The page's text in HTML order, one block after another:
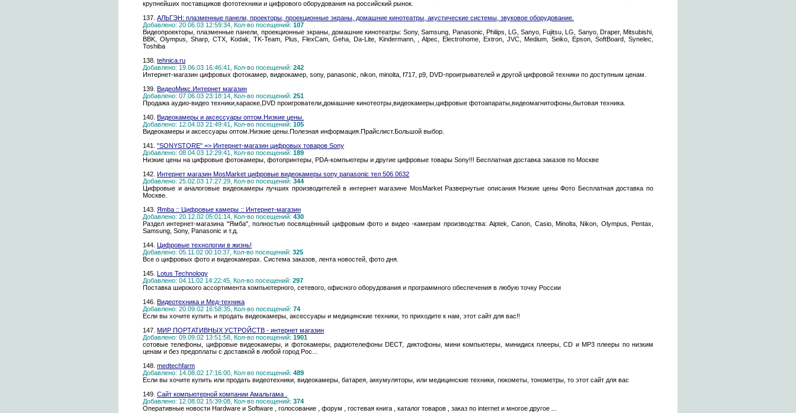
крупнейших поставщиков фототехники и цифрового оборудования на российский рынок.
137. АЛЬГЭН: плазменные панели, проекторы, проекционные экраны, домашние кинотеатры, акустические системы, звуковое оборудование.
Добавлено: 20.06.03 12:59:34, Кол-во посещений: 107
Видеопроекторы, плазменные панели, проекционные экраны, домашние кинотеатры: Sony, Samsung, Panasonic, Philips, LG, Sanyo, Fujitsu, LG, Sanyo, Draper, Mitsubishi,
BBK, Olympus, Sharp, CTX, Kodak, TK-Team, Plus, FlexCam, Geha, Da-Lite, Kindermann, , Alpec, Electrohome, Extron, JVC, Medium, Seiko, Epson, SoftBoard, Synelec,
Toshiba
138. tehnica.ru
Добавлено: 19.06.03 16:46:41, Кол-во посещений: 242
Интернет-магазин цифровых фотокамер, видеокамер, sony, panasonic, nikon, minolta, f717, p9, DVD-проигрывателей и другой цифровой техники по доступным ценам.
139. ВидеоМикс.Интернет магазин
Добавлено: 07.06.03 23:18:14, Кол-во посещений: 251
Продажа аудио-видео техники,караоке,DVD проигрователи,домашние кинотеотры,видеокамеры,цифровые фотоапараты,видеомагнитофоны,бытовая техника.
140. Видеокамеры и аксессуары оптом.Низкие цены.
Добавлено: 12.04.03 21:49:41, Кол-во посещений: 105
Видеокамеры и аксессуары оптом.Низкие цены.Полезная информация.Прайслист.Большой выбор.
141. "SONYSTORE" => Интернет-магазин цифровых товаров Sony
Добавлено: 08.04.03 12:29:41, Кол-во посещений: 189
Низкие цены на цифровые фотокамеры, фотопринтеры, PDA-компьютеры и другие цифровые товары Sony!!! Бесплатная доставка заказов по Москве
142. Интернет магазин MosMarket цифровые видеокамеры sony panasonic тел 506 0632
Добавлено: 25.02.03 17:27:29, Кол-во посещений: 344
Цифровые и аналоговые видеокамеры лучших производителей в интернет магазине MosMarket Развернутые описания Низкие цены Фото Бесплатная доставка по
Москве.
143. Яmba :: Цифровые камеры :: Интернет-магазин
Добавлено: 20.12.02 05:01:14, Кол-во посещений: 430
Раздел интернет-магазина "Ямба", полностью посвящённый цифровым фото и видео -камерам производства: Aiptek, Canon, Casio, Minolta, Nikon, Olympus, Pentax,
Samsung, Sony, Panasonic и т.д.
144. Цифровые технологии в жизнь!
Добавлено: 05.11.02 00:10:37, Кол-во посещений: 325
Все о цифровых фото и видеокамерах. Система заказов, лента новостей, фото дня.
145. Lotus Technology
Добавлено: 04.11.02 14:22:45, Кол-во посещений: 297
Поставка широкого ассортимента компьютерного, сетевого, офисного оборудования и программного обеспечения в любую точку России
146. Видеотехника и Мед-техника
Добавлено: 20.09.02 16:58:35, Кол-во посещений: 74
Если вы хочите купить и продать видеокамеры, аксессуары и медицинские техники, то приходите к нам, этот сайт для вас!!
147. МИР ПОРТАТИВНЫХ УСТРОЙСТВ - интернет магазин
Добавлено: 09.09.02 13:51:58, Кол-во посещений: 1901
сотовые телефоны, цифровые видеокамеры, и фотокамеры, радиотелефоны DECT, диктофоны, мини компьютеры, минидиск плееры, CD и MP3 плееры по низким
ценам и без предоплаты с доставкой в любой город Рос...
148. medtechfarm
Добавлено: 14.08.02 17:16:00, Кол-во посещений: 489
Если вы хочите купить или продать видеотехники, видеокамеры, батарея, аккумуляторы, или медицинские техники, гюкометы, тонометры, то этот сайт для вас
149. Сайт компьютерной компании Амальгама .
Добавлено: 12.08.02 15:39:08, Кол-во посещений: 374
Оперативные новости Hardware и Software , голосование , форум , гостевая книга , каталог товаров , заказ по internet и многое другое ...